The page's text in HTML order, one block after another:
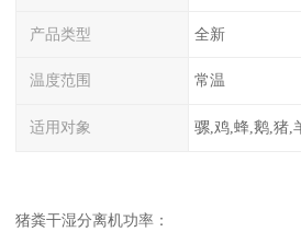
产品类型 全新
温度范围 常温
适用对象
猪粪干湿分离机功率：